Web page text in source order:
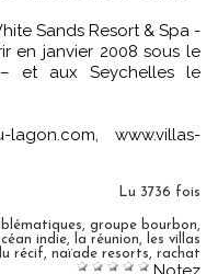
Sands Resort & Spa -
en janvier 2008 sous le
et aux Seychelles le
lagon.com, www.villas-
Lu 3736 fois
, groupe bourbon,
indie, la réunion,
les villas
récif, naïade resorts, rachat